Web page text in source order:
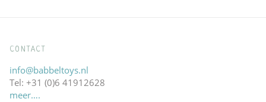
CONTACT
info@babbeltoys.nl
Tel: +31 (0)6 41912628
meer….